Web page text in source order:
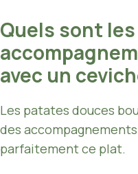
Quels sont les
avec un
Les patates douces
des
parfaitement ce plat.